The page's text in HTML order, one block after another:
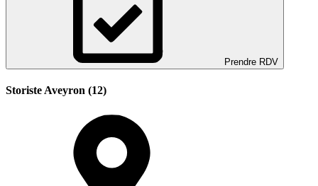
Prendre RDV
Storiste Aveyron (12)